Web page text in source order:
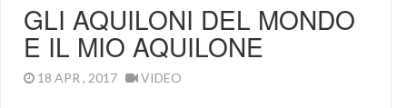
Arduino, Coderdojo ,Esperimenti,Featured,Laboratori
Scientifici Per Bambini ,Laboratori Scientifici Per Ragazzi ,
Scienza
GLI AQUILONI DEL MONDO
E IL MIO AQUILONE
18 APR , 2017 VIDEO